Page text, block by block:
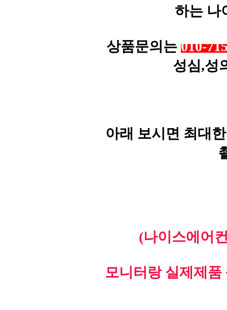
하는 나
상품문의는 010-
성심,성
아래 보시면 최대
(나이스에어
모니터랑 실제제